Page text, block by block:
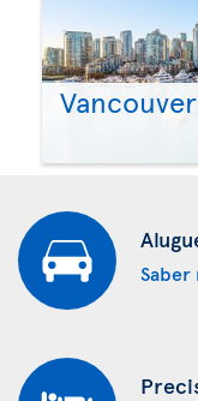
Vancouver
Saber